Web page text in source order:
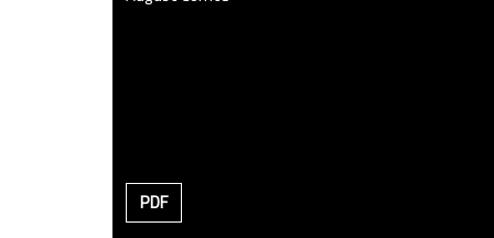
PDF